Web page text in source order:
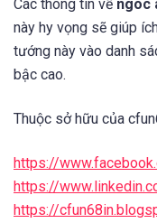
Các thông tin về ngoc
này hy vọng sẽ giúp
tướng này vào danh
bậc cao.
Thuộc sở hữu của
https://
https://
https://